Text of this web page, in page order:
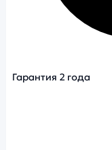
Гарантия 2 года